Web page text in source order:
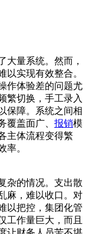
大量系统。然而，
以实现有效整合。
作体验差的问题尤
繁切换，手工录入
保障。系统之间相
覆盖面广、 报销模
主体流程变得繁
率。
杂的情况。支出散
麻，难以收口。对
以把控，集团化管
工作量巨大，而且